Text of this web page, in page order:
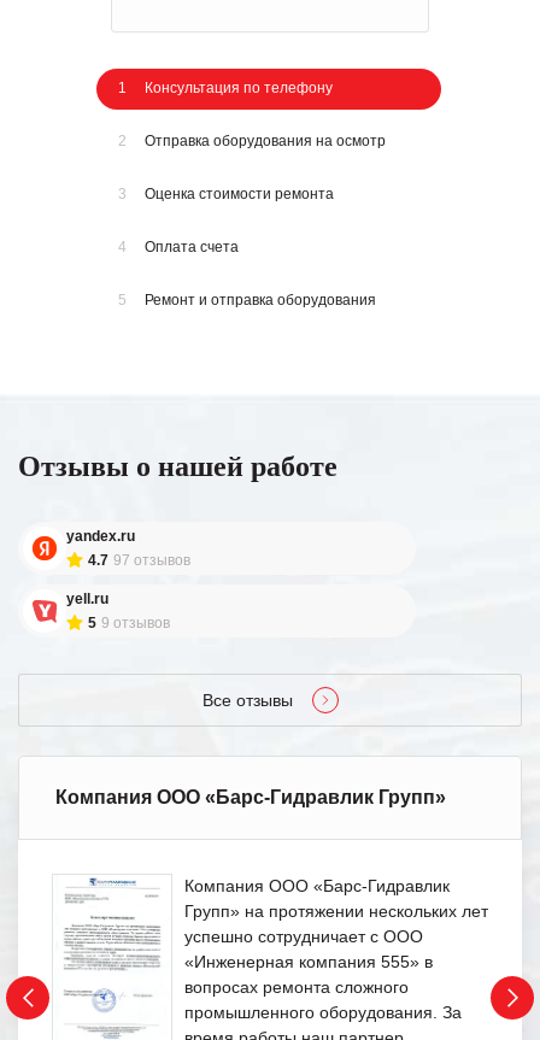
1 Консультация по телефону
2 Отправка оборудования на осмотр
3 Оценка стоимости ремонта
4 Оплата счета
5 Ремонт и отправка оборудования
Отзывы о нашей работе
yandex.ru
4.7 97 отзывов
yell.ru
5 9 отзывов
Все отзывы
Компания ООО «Барс-Гидравлик Групп»
Компания ООО «Барс-Гидравлик
Групп» на протяжении нескольких лет
успешно сотрудничает с ООО
«Инженерная компания 555» в
вопросах ремонта сложного
промышленного оборудования. За